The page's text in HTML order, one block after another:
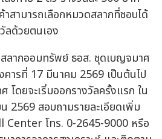
สามารถเลือกหมวดสลากที่ชอบได้
ลด้วยตนเอง
ลากออมทรัพย์ ธอส. ชุดเบญจมาศ
ารที่ 17 มีนาคม 2569 เป็นต้นไป
โดยจะเริ่มออกรางวัลครั้งแรก ใน
2569 สอบถามรายละเอียดเพิ่ม
Center โทร. 0-2645-9000 หรือ